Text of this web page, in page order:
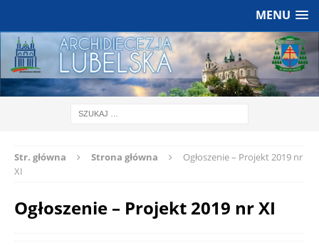
MENU
Str. główna Strona główna
Ogłoszenie – Projekt 2019 nr
XI
Ogłoszenie – Projekt 2019 nr XI